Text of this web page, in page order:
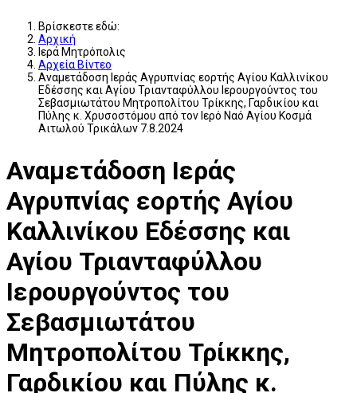
Βρίσκεστε εδώ:
Αρχική
Ιερά Μητρόπολις
Αρχεία Βίντεο
Αναμετάδοση Ιεράς Αγρυπνίας εορτής Αγίου Καλλινίκου
Εδέσσης και Αγίου Τριανταφύλλου Ιερουργούντος του
Σεβασμιωτάτου Μητροπολίτου Τρίκκης, Γαρδικίου και
Πύλης κ. Χρυσοστόμου από τον Ιερό Ναό Αγίου Κοσμά
Αιτωλού Τρικάλων 7.8.2024
Αναμετάδοση Ιεράς
Αγρυπνίας εορτής Αγίου
Καλλινίκου Εδέσσης και
Αγίου Τριανταφύλλου
Ιερουργούντος του
Σεβασμιωτάτου
Μητροπολίτου Τρίκκης,
Γαρδικίου και Πύλης κ.